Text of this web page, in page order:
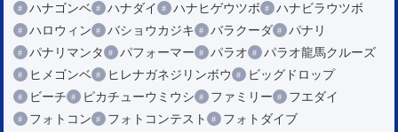
ハナゴンベ
ハナダイ ハナヒゲウツボ
ハナビラウツボ
ハロウィン
バショウカジキ バラクーダ
パナリ
パナリマンタ
パフォーマー パラオ
パラオ龍馬クルーズ
ヒメゴンベ
ヒレナガネジリンボウ
ビッグドロップ
ビーチ
ピカチューウミウシ ファミリー
フエダイ
フォトコン
フォトコンテスト
フォトダイブ